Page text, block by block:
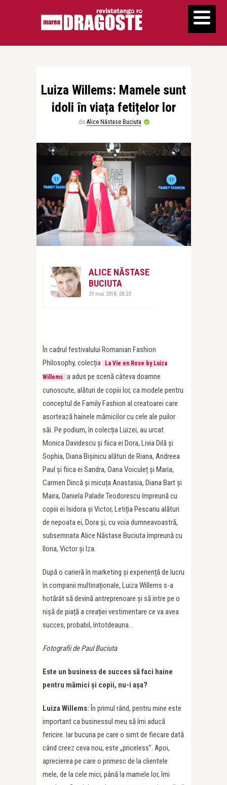
Luiza Willems: Mamele sunt
idoli în viața fetițelor lor
de Alice Năstase Buciuta
ALICE NĂSTASE
BUCIUTA
29 mai 2018, 08:23
În cadrul festivalului Romanian Fashion
Philosophy, colecția
La Vie en Rose by Luiza
Willems a adus pe scenă câteva doamne
cunoscute, alături de copiii lor, ca modele pentru
conceptul de Family Fashion al creatoarei care
asortează hainele mămicilor cu cele ale puilor
săi. Pe podium, în colecția Luizei, au urcat
Monica Davidescu și fiica ei Dora, Livia Dilă și
Sophia, Diana Bișinicu alături de Riana, Andreea
Paul și fiica ei Sandra, Oana Voiculeț și Maria,
Carmen Dincă și micuța Anastasia, Diana Bart și
Maira, Daniela Palade Teodorescu împreună cu
copiii ei Isidora și Victor, Letiția Pescariu alături
de nepoata ei, Dora și, cu voia dumneavoastră,
subsemnata Alice Năstase Buciuta împreună cu
Ilona, Victor și Iza.
După o carieră în marketing și experiență de lucru
în companii multinaționale, Luiza Willems s-a
hotărât să devină antreprenoare și să intre pe o
nișă de piață a creației vestimentare ce va avea
succes, probabil, întotdeauna…
Fotografii de Paul Buciuta
Este un business de succes să faci haine
pentru mămici și copii, nu-i așa?
Luiza Willems:În primul rând, pentru mine este
important ca businessul meu să îmi aducă
fericire. Iar bucuria pe care o simt de fiecare dată
când creez ceva nou, este „priceless”. Apoi,
aprecierea pe care o primesc de la clientele
mele, de la cele mici, până la mamele lor, îmi